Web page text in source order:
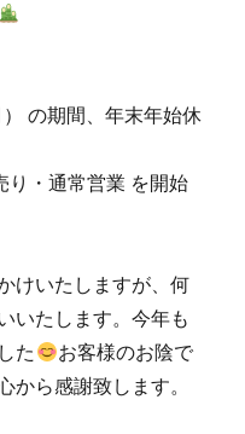
の期間、年末年始休
・通常営業 を開始
けいたしますが、何
いたします。今年も
た
お客様のお陰で
から感謝致します。